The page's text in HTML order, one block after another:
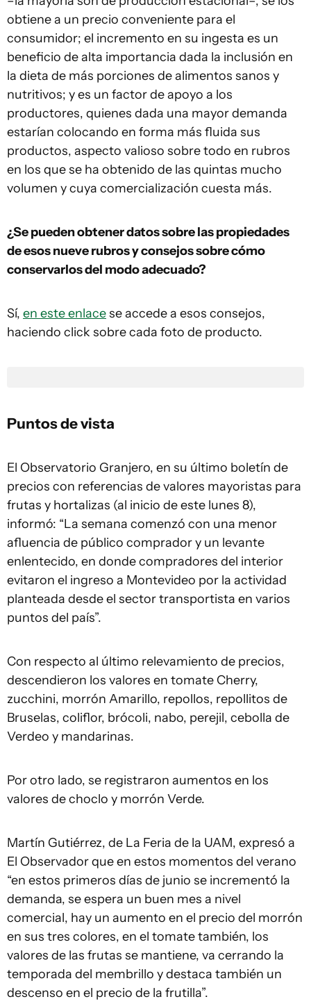
obtiene a un precio conveniente para el
consumidor; el incremento en su ingesta es un
beneficio de alta importancia dada la inclusión en
la dieta de más porciones de alimentos sanos y
nutritivos; y es un factor de apoyo a los
productores, quienes dada una mayor demanda
estarían colocando en forma más fluida sus
productos, aspecto valioso sobre todo en rubros
en los que se ha obtenido de las quintas mucho
volumen y cuya comercialización cuesta más.
¿Se pueden obtener datos sobre las propiedades
de esos nueve rubros y consejos sobre cómo
conservarlos del modo adecuado?
Sí, en este enlacese accede a esos consejos,
haciendo click sobre cada foto de producto.
Puntos de vista
El Observatorio Granjero, en su último boletín de
precios con referencias de valores mayoristas para
frutas y hortalizas (al inicio de este lunes 8),
informó: “La semana comenzó con una menor
afluencia de público comprador y un levante
enlentecido, en donde compradores del interior
evitaron el ingreso a Montevideo por la actividad
planteada desde el sector transportista en varios
puntos del país”.
Con respecto al último relevamiento de precios,
descendieron los valores en tomate Cherry,
zucchini, morrón Amarillo, repollos, repollitos de
Bruselas, coliflor, brócoli, nabo, perejil, cebolla de
Verdeo y mandarinas.
Por otro lado, se registraron aumentos en los
valores de choclo y morrón Verde.
Martín Gutiérrez, de La Feria de la UAM, expresó a
El Observador que en estos momentos del verano
“en estos primeros días de junio se incrementó la
demanda, se espera un buen mes a nivel
comercial, hay un aumento en el precio del morrón
en sus tres colores, en el tomate también, los
valores de las frutas se mantiene, va cerrando la
temporada del membrillo y destaca también un
descenso en el precio de la frutilla”.